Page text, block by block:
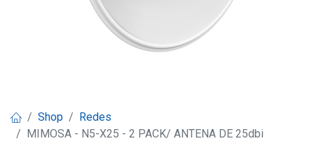
Shop
Redes
MIMOSA - N5-X25 - 2 PACK/ ANTENA DE 25dbi